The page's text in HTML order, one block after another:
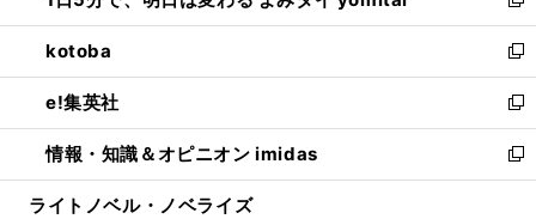
開
く
ウ
で
開
く
ン
ド
ウ
で
開
く
ウ
ィ
ン
ド
ウ
で
開
新
し
い
ウ
ィ
ン
ド
ウ
kotoba
新
し
い
ウ
ィ
ン
e!集英社
新
し
い
ウ
情報・知識＆オピニオン imidas
新
し
ライトノベル・ノベライズ